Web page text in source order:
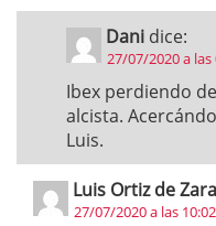
Dani dice:
27/07/2020 a las
Ibex perdiendo
alcista.
Luis.
Luis Ortiz de
27/07/2020 a las 10:02